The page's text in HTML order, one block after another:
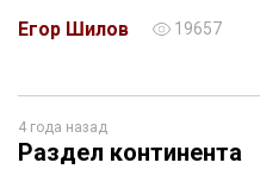
Егор Шилов
19657
4 года назад
Раздел континента